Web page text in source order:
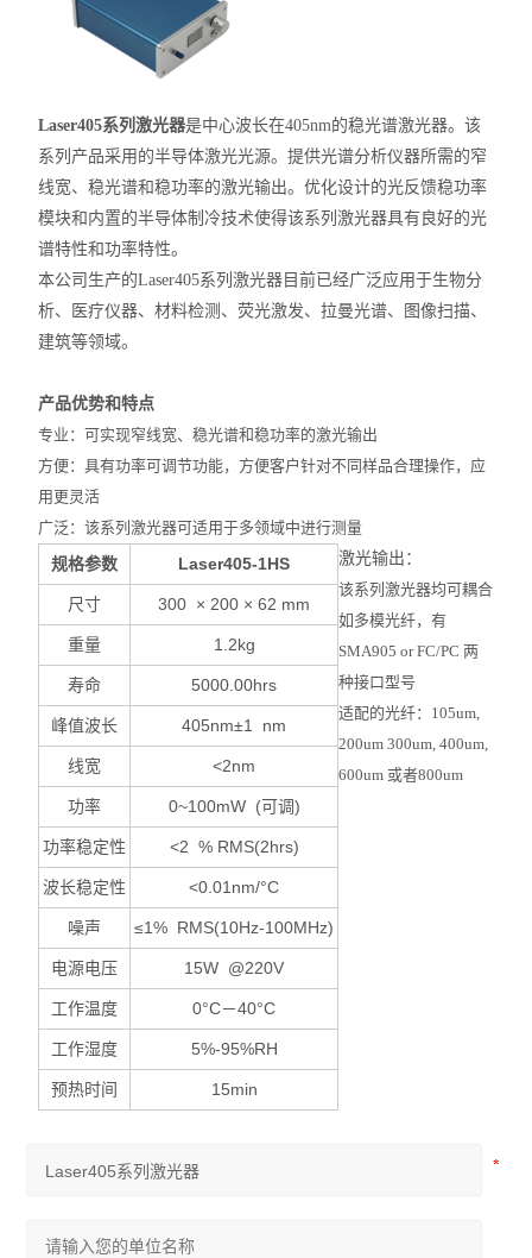
Laser405系列激光器是中心波长在405nm的稳光谱激光器。该
系列产品采用的半导体激光光源。提供光谱分析仪器所需的窄
线宽、稳光谱和稳功率的激光输出。优化设计的光反馈稳功率
模块和内置的半导体制冷技术使得该系列激光器具有良好的光
谱特性和功率特性。
本公司生产的Laser405系列激光器目前已经广泛应用于生物分
析、医疗仪器、材料检测、荧光激发、拉曼光谱、图像扫描、
建筑等领域。
产品优势和特点
专业：可实现窄线宽、稳光谱和稳功率的激光输出
方便：具有功率可调节功能，方便客户针对不同样品合理操作，应
用更灵活
广泛：该系列激光器可适用于多领域中进行测量
规格参数 Laser405-1HS
尺寸 300 × 200 × 62 mm
重量 1.2kg
寿命 5000.00hrs
峰值波长 405nm±1 nm
线宽 <2nm
功率 0~100mW (可调)
功率稳定性 <2 % RMS(2hrs)
波长稳定性 <0.01nm/°C
噪声 ≤1% RMS(10Hz-100MHz)
电源电压 15W @220V
工作温度 0°C－40°C
工作湿度 5%-95%RH
预热时间 15min
激光输出：
该系列激光器均可耦合
如多模光纤，有
SMA905 or FC/PC 两
种接口型号
适配的光纤：105um,
200um 300um, 400um,
600um 或者800um